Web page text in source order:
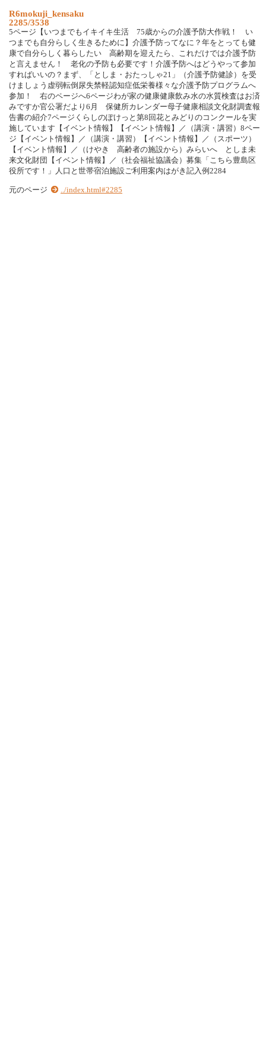
R6mokuji_kensaku
2285/3538
5ページ【いつまでもイキイキ生活 75歳からの介護予防大作戦！ い
つまでも自分らしく生きるために】介護予防ってなに？年をとっても健
康で自分らしく暮らしたい 高齢期を迎えたら、これだけでは介護予防
と言えません！ 老化の予防も必要です！介護予防へはどうやって参加
すればいいの？まず、「としま・おたっしゃ21」（介護予防健診）を受
けましょう虚弱転倒尿失禁軽認知症低栄養様々な介護予防プログラムへ
参加！ 右のページへ6ページわが家の健康健康飲み水の水質検査はお済
みですか官公署だより6月 保健所カレンダー母子健康相談文化財調査報
告書の紹介7ページくらしのぽけっと第8回花とみどりのコンクールを実
施しています【イベント情報】【イベント情報】／（講演・講習）8ペー
ジ【イベント情報】／（講演・講習）【イベント情報】／（スポーツ）
【イベント情報】／（けやき 高齢者の施設から）みらいへ としま未
来文化財団【イベント情報】／（社会福祉協議会）募集「こちら豊島区
役所です！」人口と世帯宿泊施設ご利用案内はがき記入例2284
元のページ ../index.html#2285